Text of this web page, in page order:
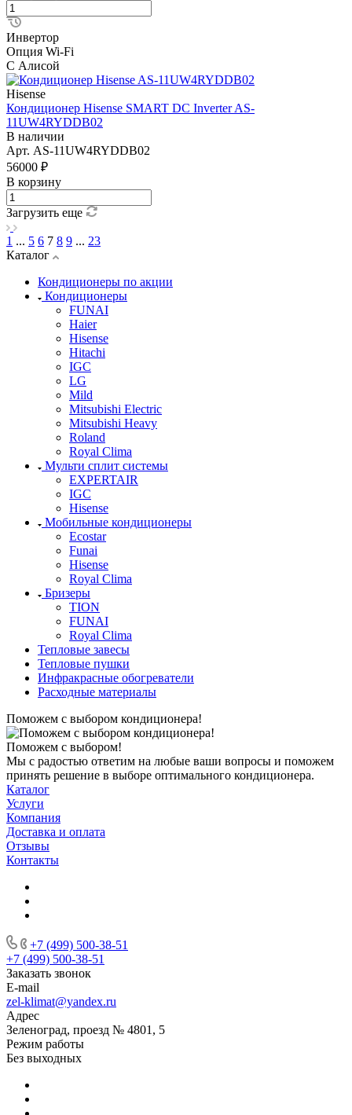
Инвертор
Опция Wi-Fi
С Алисой
Hisense
Кондиционер Hisense SMART DC Inverter AS-
11UW4RYDDB02
В наличии
Арт. AS-11UW4RYDDB02
56000 ₽
В корзину
Загрузить еще
1 ... 5 6 7 8 9 ... 23
Каталог
Кондиционеры по акции
Кондиционеры
FUNAI
Haier
Hisense
Hitachi
IGC
LG
Mild
Mitsubishi Electric
Mitsubishi Heavy
Roland
Royal Clima
Мульти сплит системы
EXPERTAIR
IGC
Hisense
Мобильные кондиционеры
Ecostar
Funai
Hisense
Royal Clima
Бризеры
TION
FUNAI
Royal Clima
Тепловые завесы
Тепловые пушки
Инфракрасные обогреватели
Расходные материалы
Поможем с выбором кондиционера!
Поможем с выбором!
Мы с радостью ответим на любые ваши вопросы и поможем
принять решение в выборе оптимального кондиционера.
Каталог
Услуги
Компания
Доставка и оплата
Отзывы
Контакты
+7 (499) 500-38-51
+7 (499) 500-38-51
Заказать звонок
E-mail
zel-klimat@yandex.ru
Адрес
Зеленоград, проезд № 4801, 5
Режим работы
Без выходных